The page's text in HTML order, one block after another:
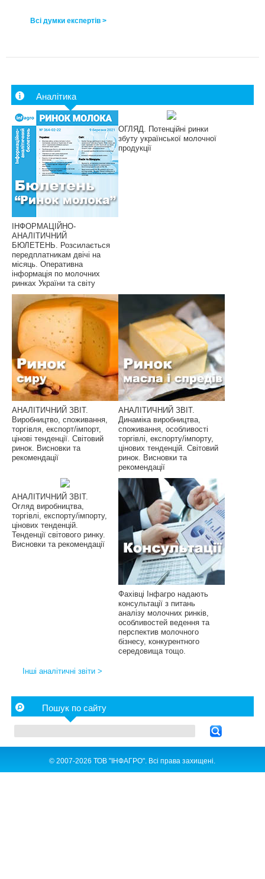
Всі думки експертів >
Аналітика
ІНФОРМАЦІЙНО-
АНАЛІТИЧНИЙ
БЮЛЕТЕНЬ. Розсилається
передплатникам двічі на
місяць. Оперативна
інформація по молочних
ринках України та світу
ОГЛЯД. Потенційні ринки
збуту української молочної
продукції
АНАЛІТИЧНИЙ ЗВІТ.
Виробництво, споживання,
торгівля, експорт/імпорт,
цінові тенденції. Світовий
ринок. Висновки та
рекомендації
АНАЛІТИЧНИЙ ЗВІТ.
Динаміка виробництва,
споживання, особливості
торгівлі, експорту/імпорту,
цінових тенденцій. Світовий
ринок. Висновки та
рекомендації
АНАЛІТИЧНИЙ ЗВІТ.
Огляд виробництва,
торгівлі, експорту/імпорту,
цінових тенденцій.
Тенденції світового ринку.
Висновки та рекомендації
Фахівці Інфагро надають
консультації з питань
аналізу молочних ринків,
особливостей ведення та
перспектив молочного
бізнесу, конкурентного
середовища тощо.
Інші аналітичні звіти >
Пошук по сайту
© 2007-2026 ТОВ "ІНФАГРО". Всі права захищені.